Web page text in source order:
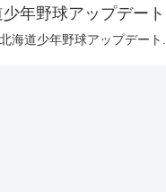
年野球アップデート
海道少年野球アップデート.